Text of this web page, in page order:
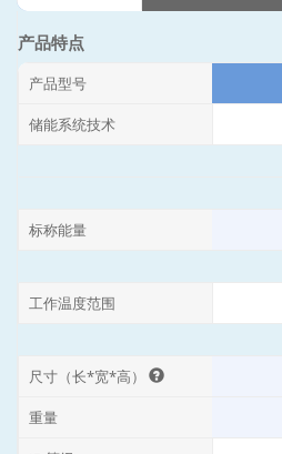
产品特点
产品型号
储能系统技术
标称能量
工作温度范围
尺寸（长*宽*高）
重量